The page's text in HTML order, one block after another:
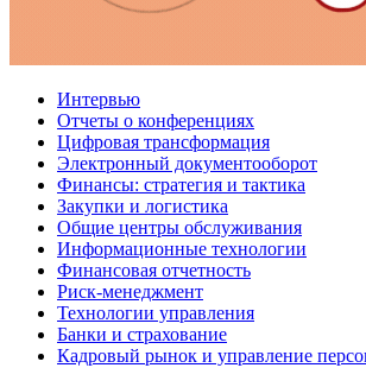
Интервью
Отчеты о конференциях
Цифровая трансформация
Электронный документооборот
Финансы: стратегия и тактика
Закупки и логистика
Общие центры обслуживания
Информационные технологии
Финансовая отчетность
Риск-менеджмент
Технологии управления
Банки и страхование
Кадровый рынок и управление